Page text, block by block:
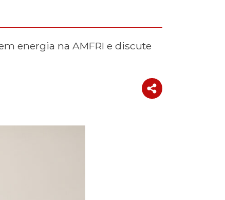
energia na AMFRI e discute